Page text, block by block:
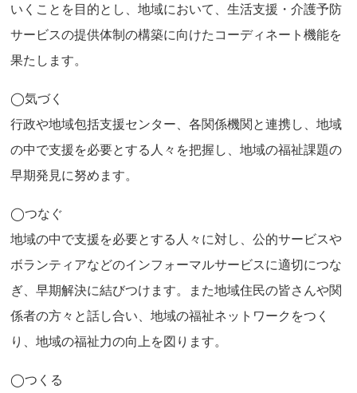
いくことを目的とし、地域において、生活支援・介護予防
サービスの提供体制の構築に向けたコーディネート機能を
果たします。
◯気づく
行政や地域包括支援センター、各関係機関と連携し、地域
の中で支援を必要とする人々を把握し、地域の福祉課題の
早期発見に努めます。
◯つなぐ
地域の中で支援を必要とする人々に対し、公的サービスや
ボランティアなどのインフォーマルサービスに適切につな
ぎ、早期解決に結びつけます。また地域住民の皆さんや関
係者の方々と話し合い、地域の福祉ネットワークをつく
り、地域の福祉力の向上を図ります。
◯つくる